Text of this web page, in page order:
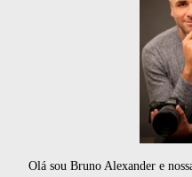
Olá sou Bruno Alexander e